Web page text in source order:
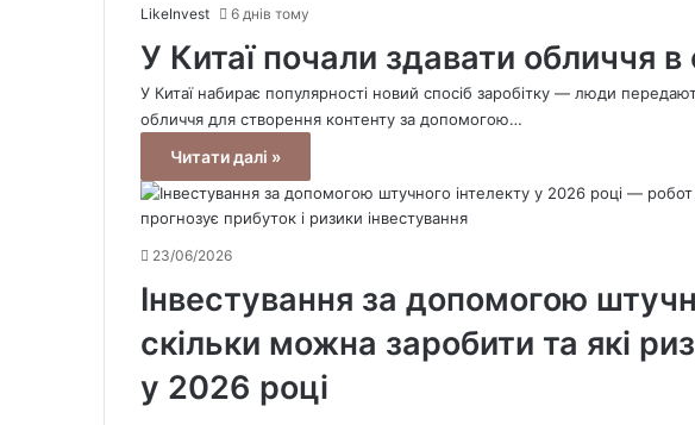
LikeInvest 6 днів тому
У Китаї почали здавати обличчя
У Китаї набирає популярності новий спосіб заробітку — люди
обличчя для створення контенту за допомогою…
Читати далі »
23/06/2026
Інвестування за допомогою
скільки можна заробити та які
у 2026 році